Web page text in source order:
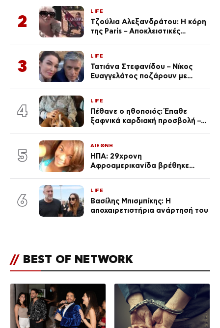
2
LIFE
Τζούλια Αλεξανδράτου: Η κόρη
της Paris – Αποκλειστικές
3
LIFE
Τατιάνα Στεφανίδου – Νίκος
Ευαγγελάτος ποζάρουν με
4
LIFE
Πέθανε ο ηθοποιός: Έπαθε
ξαφνικά καρδιακή προσβολή – Η
5
ΔΙΕΘΝΗ
ΗΠΑ: 29χρονη
Αφροαμερικανίδα βρέθηκε
6
LIFE
Βασίλης Μπισμπίκης: Η
αποχαιρετιστήρια ανάρτησή του
// BEST OF NETWORK